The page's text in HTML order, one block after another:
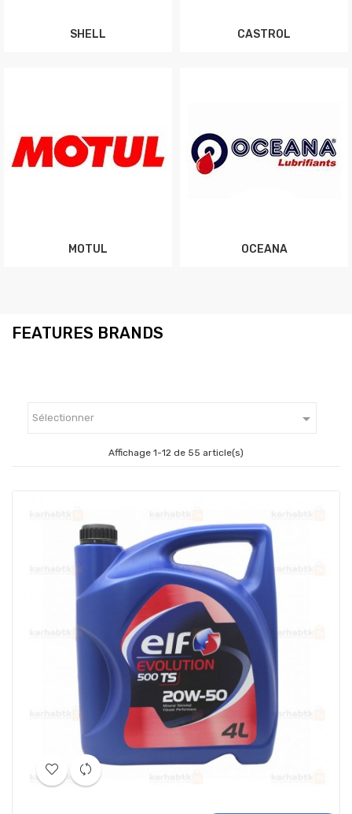
SHELL CASTROL
MOTUL OCEANA
FEATURES BRANDS
Sélectionner 
Affichage 1-12 de 55 article(s)